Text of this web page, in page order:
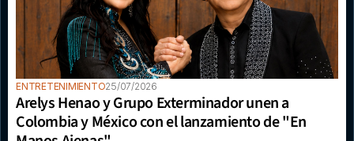
ENTRETENIMIENTO25/07/2026
Arelys Henao y Grupo Exterminador unen a
Colombia y México con el lanzamiento de "En